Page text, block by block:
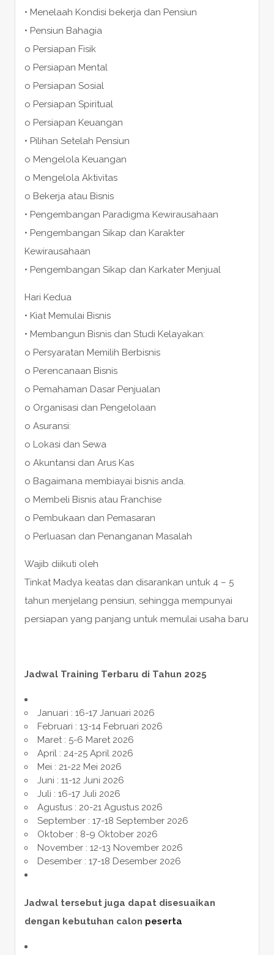
• Menelaah Kondisi bekerja dan Pensiun
• Pensiun Bahagia
o Persiapan Fisik
o Persiapan Mental
o Persiapan Sosial
o Persiapan Spiritual
o Persiapan Keuangan
• Pilihan Setelah Pensiun
o Mengelola Keuangan
o Mengelola Aktivitas
o Bekerja atau Bisnis
• Pengembangan Paradigma Kewirausahaan
• Pengembangan Sikap dan Karakter
Kewirausahaan
• Pengembangan Sikap dan Karkater Menjual
Hari Kedua
• Kiat Memulai Bisnis
• Membangun Bisnis dan Studi Kelayakan:
o Persyaratan Memilih Berbisnis
o Perencanaan Bisnis
o Pemahaman Dasar Penjualan
o Organisasi dan Pengelolaan
o Asuransi:
o Lokasi dan Sewa
o Akuntansi dan Arus Kas
o Bagaimana membiayai bisnis anda.
o Membeli Bisnis atau Franchise
o Pembukaan dan Pemasaran
o Perluasan dan Penanganan Masalah
Wajib diikuti oleh
Tinkat Madya keatas dan disarankan untuk 4 – 5
tahun menjelang pensiun, sehingga mempunyai
persiapan yang panjang untuk memulai usaha baru
Jadwal Training Terbaru di Tahun 2025
Januari : 16-17 Januari 2026
Februari : 13-14 Februari 2026
Maret : 5-6 Maret 2026
April : 24-25 April 2026
Mei : 21-22 Mei 2026
Juni : 11-12 Juni 2026
Juli : 16-17 Juli 2026
Agustus : 20-21 Agustus 2026
September : 17-18 September 2026
Oktober : 8-9 Oktober 2026
November : 12-13 November 2026
Desember : 17-18 Desember 2026
Jadwal tersebut juga dapat disesuaikan
dengan kebutuhan calon peserta